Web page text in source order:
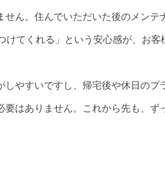
ん。住んでいただいた後のメンテ
てくれる」という安心感が、お客
やすいですし、帰宅後や休日のプ
はありません。これから先も、ず